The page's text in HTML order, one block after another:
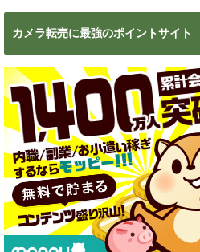
カメラ転売に最強のポイントサイ